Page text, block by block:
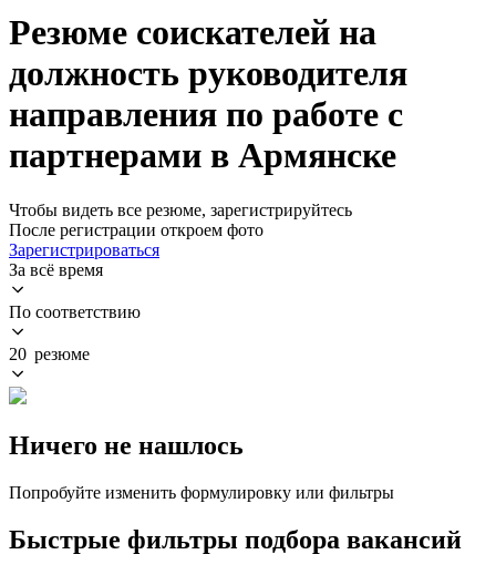
Резюме соискателей на
должность руководителя
направления по работе с
партнерами в Армянске
Чтобы видеть все резюме, зарегистрируйтесь
После регистрации откроем фото
Зарегистрироваться
За всё время
По соответствию
20 резюме
Ничего не нашлось
Попробуйте изменить формулировку или фильтры
Быстрые фильтры подбора вакансий